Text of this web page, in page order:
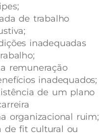
de trabalho
inadequadas
remuneração
inadequados;
de um plano
organizacional ruim;
de fit cultural ou